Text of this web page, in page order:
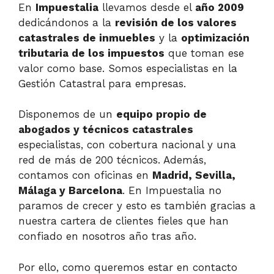
En Impuestalia llevamos desde el año 2009
dedicándonos a la revisión de los valores
catastrales de inmuebles y la optimización
tributaria de los impuestos que toman ese
valor como base. Somos especialistas en la
Gestión Catastral para empresas.
Disponemos de un equipo propio de
abogados y técnicos catastrales
especialistas, con cobertura nacional y una
red de más de 200 técnicos. Además,
contamos con oficinas en Madrid, Sevilla,
Málaga y Barcelona. En Impuestalia no
paramos de crecer y esto es también gracias a
nuestra cartera de clientes fieles que han
confiado en nosotros año tras año.
Por ello, como queremos estar en contacto